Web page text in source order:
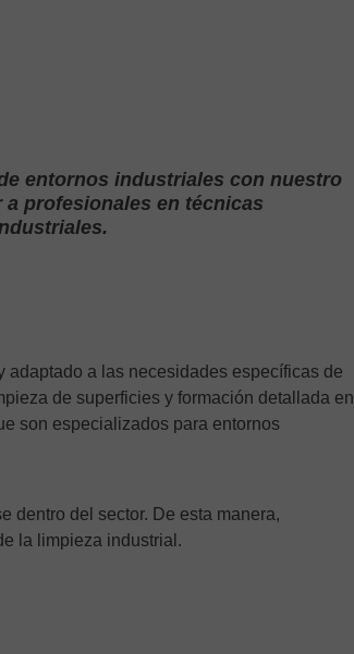
entornos industriales con nuestro
profesionales en técnicas
adaptado a las necesidades específicas de
de superficies y formación detallada en
son especializados para entornos
dentro del sector. De esta manera,
la limpieza industrial.